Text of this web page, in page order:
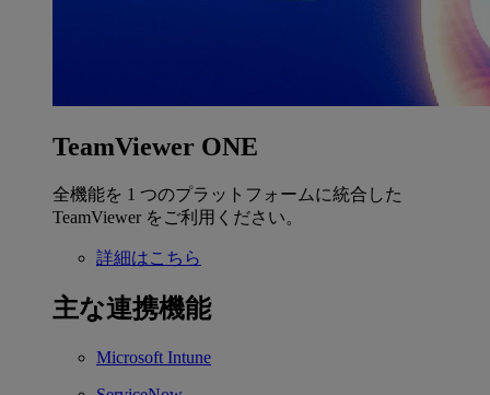
TeamViewer ONE
全機能を 1 つのプラットフォームに統合した
TeamViewer をご利用ください。
詳細はこちら
主な連携機能
Microsoft Intune